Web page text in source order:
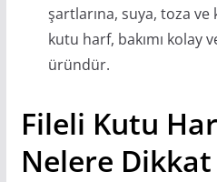
şartlarına, suya, toza
kutu harf, bakımı kolay
üründür.
Fileli Kutu
Nelere